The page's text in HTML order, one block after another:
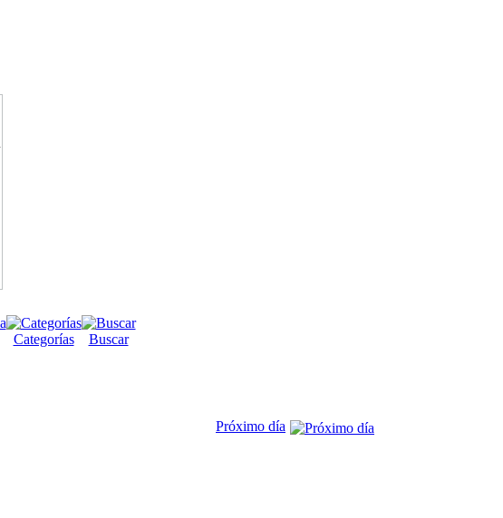
Categorías Buscar
Próximo día